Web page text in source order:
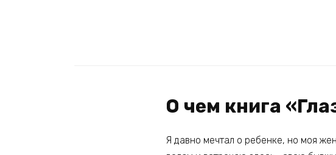
О чем книга
Я давно мечтал о ребенке, но моя